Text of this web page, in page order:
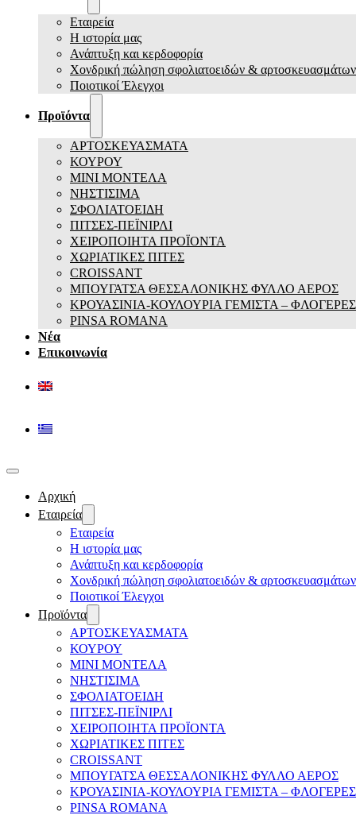
Εταιρεία
Η ιστορία μας
Ανάπτυξη και κερδοφορία
Χονδρική πώληση σφολιατοειδών & αρτοσκευασμάτων
Ποιοτικοί Έλεγχοι
Προϊόντα
ΑΡΤΟΣΚΕΥΑΣΜΑΤΑ
ΚΟΥΡΟΥ
ΜΙΝΙ ΜΟΝΤΕΛΑ
ΝΗΣΤΙΣΙΜΑ
ΣΦΟΛΙΑΤΟΕΙΔΗ
ΠΙΤΣΕΣ-ΠΕΪΝΙΡΛΙ
ΧΕΙΡΟΠΟΙΗΤΑ ΠΡΟΪΟΝΤΑ
ΧΩΡΙΑΤΙΚΕΣ ΠΙΤΕΣ
CROISSANT
ΜΠΟΥΓΑΤΣΑ ΘΕΣΣΑΛΟΝΙΚΗΣ ΦΥΛΛΟ ΑΕΡΟΣ
ΚΡΟΥΑΣΙΝΙΑ-ΚΟΥΛΟΥΡΙΑ ΓΕΜΙΣΤΑ – ΦΛΟΓΕΡΕΣ
PINSA ROMANA
Νέα
Επικοινωνία
Αρχική
Εταιρεία
Εταιρεία
Η ιστορία μας
Ανάπτυξη και κερδοφορία
Χονδρική πώληση σφολιατοειδών & αρτοσκευασμάτων
Ποιοτικοί Έλεγχοι
Προϊόντα
ΑΡΤΟΣΚΕΥΑΣΜΑΤΑ
ΚΟΥΡΟΥ
ΜΙΝΙ ΜΟΝΤΕΛΑ
ΝΗΣΤΙΣΙΜΑ
ΣΦΟΛΙΑΤΟΕΙΔΗ
ΠΙΤΣΕΣ-ΠΕΪΝΙΡΛΙ
ΧΕΙΡΟΠΟΙΗΤΑ ΠΡΟΪΟΝΤΑ
ΧΩΡΙΑΤΙΚΕΣ ΠΙΤΕΣ
CROISSANT
ΜΠΟΥΓΑΤΣΑ ΘΕΣΣΑΛΟΝΙΚΗΣ ΦΥΛΛΟ ΑΕΡΟΣ
ΚΡΟΥΑΣΙΝΙΑ-ΚΟΥΛΟΥΡΙΑ ΓΕΜΙΣΤΑ – ΦΛΟΓΕΡΕΣ
PINSA ROMANA